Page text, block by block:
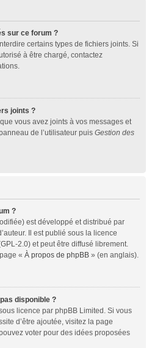
sur ce forum ?
certains types de fichiers joints. Si
à être chargé, contactez
joints ?
vous avez joints à vos messages et
de l’utilisateur puis Gestion des
?
est développé et distribué par
Il est publié sous la licence
2.0) et peut être diffusé librement.
« À propos de phpBB » (en anglais).
disponible ?
licence par phpBB Limited. Si vous
d’être ajoutée, visitez la page
voter pour des idées proposées